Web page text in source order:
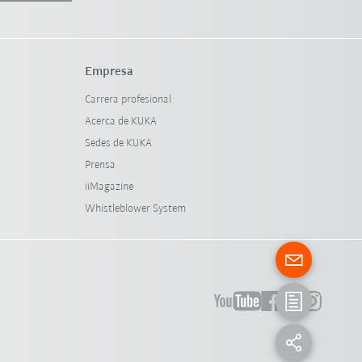
Empresa
Carrera profesional
Acerca de KUKA
Sedes de KUKA
Prensa
iiMagazine
Whistleblower System